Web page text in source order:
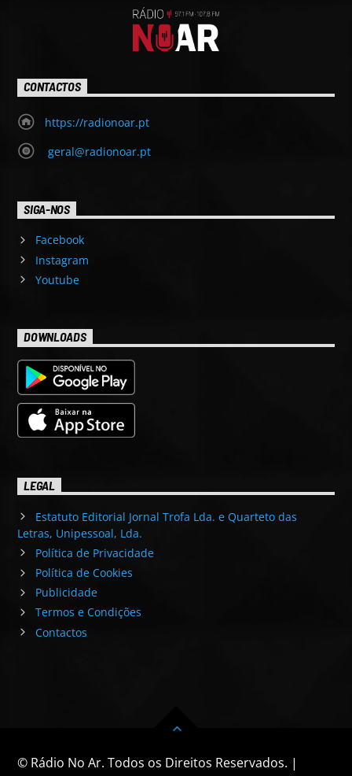
CONTACTOS
https://radionoar.pt
geral@radionoar.pt
SIGA-NOS
Facebook
Instagram
Youtube
DOWNLOADS
LEGAL
Estatuto Editorial Jornal Trofa Lda. e Quarteto das
Letras, Unipessoal, Lda.
Política de Privacidade
Política de Cookies
Publicidade
Termos e Condições
Contactos
© Rádio No Ar. Todos os Direitos Reservados. |